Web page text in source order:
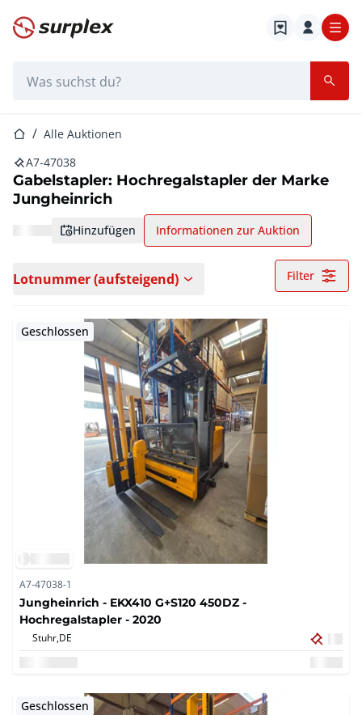
Startseite
StartseiteAlle Auktionen
A7-47038
Gabelstapler: Hochregalstapler der Marke
Jungheinrich
hinzufügen Informationen zur Auktion
Lotnummer (aufsteigend) Filter
Geschlossen
A7-47038-1
Jungheinrich - EKX410 G+S120 450DZ -
Hochregalstapler - 2020
Stuhr,DE
Geschlossen